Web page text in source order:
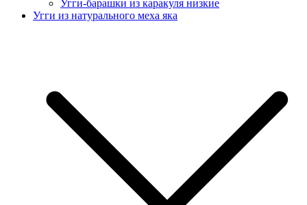
Угги-барашки из каракуля низкие
Угги из натурального меха яка